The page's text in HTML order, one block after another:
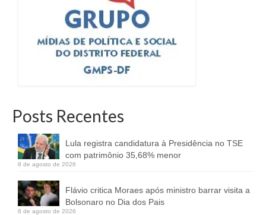
Posts Recentes
Lula registra candidatura à Presidência no TSE
com patrimônio 35,68% menor
8 de agosto de 2026
Flávio critica Moraes após ministro barrar visita a
Bolsonaro no Dia dos Pais
8 de agosto de 2026